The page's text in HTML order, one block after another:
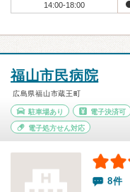
14:00-18:00
福山市民病院
広島県福山市蔵王町
駐車場あり 電子決済可
電子処方せん対応
8件